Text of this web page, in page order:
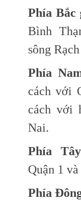
Phía Bắc
Bình
sông
Phía
cách với
cách với
Nai.
Phía Tây
Quận 1
Phía